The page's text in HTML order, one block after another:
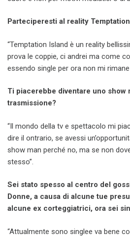
Parteciperesti al reality
“Temptation Island è un reality
prova le coppie, ci andrei ma come
essendo single per ora non mi
Ti piacerebbe diventare uno show
trasmissione?
“Il mondo della tv e spettacolo mi
dire il ontrario, se avessi
show man perché no, ma se non
stesso”.
Sei stato spesso al centro del
Donne, a causa di alcune tue
alcune ex corteggiatrici, ora sei
“Attualmente sono singlee va bene